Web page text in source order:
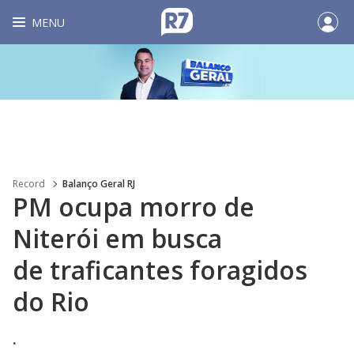
MENU
Record Balanço Geral RJ
PM ocupa morro de
Niterói em busca
de traficantes foragidos
do Rio
.